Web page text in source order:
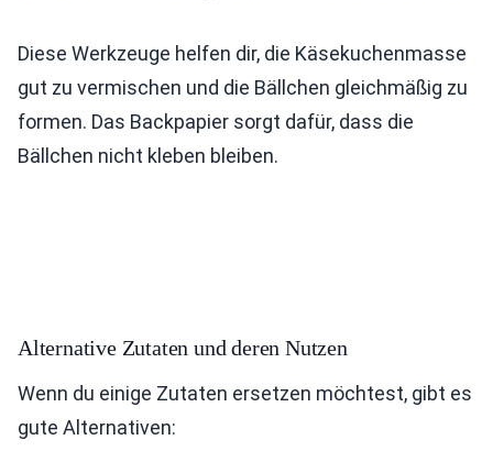
Diese Werkzeuge helfen dir, die Käsekuchenmasse
gut zu vermischen und die Bällchen gleichmäßig zu
formen. Das Backpapier sorgt dafür, dass die
Bällchen nicht kleben bleiben.
Alternative Zutaten und deren Nutzen
Wenn du einige Zutaten ersetzen möchtest, gibt es
gute Alternativen: